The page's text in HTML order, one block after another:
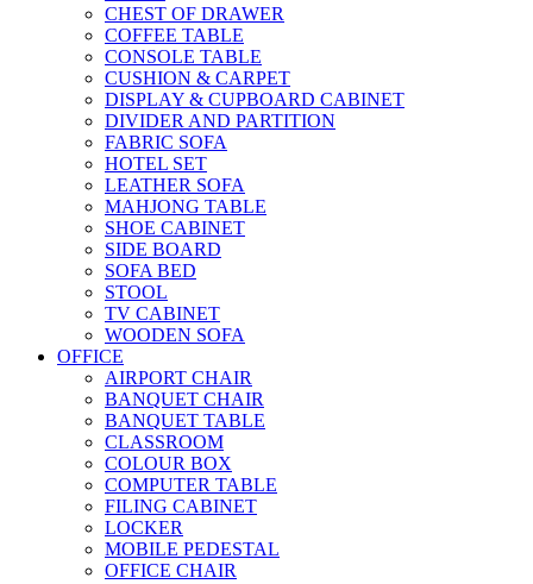
CHEST OF DRAWER
COFFEE TABLE
CONSOLE TABLE
CUSHION & CARPET
DISPLAY & CUPBOARD CABINET
DIVIDER AND PARTITION
FABRIC SOFA
HOTEL SET
LEATHER SOFA
MAHJONG TABLE
SHOE CABINET
SIDE BOARD
SOFA BED
STOOL
TV CABINET
WOODEN SOFA
OFFICE
AIRPORT CHAIR
BANQUET CHAIR
BANQUET TABLE
CLASSROOM
COLOUR BOX
COMPUTER TABLE
FILING CABINET
LOCKER
MOBILE PEDESTAL
OFFICE CHAIR